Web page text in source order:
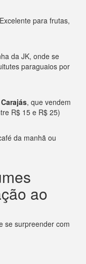
Excelente para frutas,
da JK, onde se
paraguaios por
, que vendem
R$ 15 e R$ 25)
da manhã ou
ao
se surpreender com